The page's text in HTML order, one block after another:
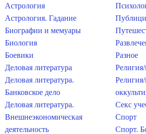
Астрология
Астрология. Гадание
Биографии и мемуары
Биология
Боевики
Деловая литература
Деловая литература.
Банковское дело
Деловая литература.
Внешнеэкономическая
деятельность
Разное
Секс
Спорт
Спорт.